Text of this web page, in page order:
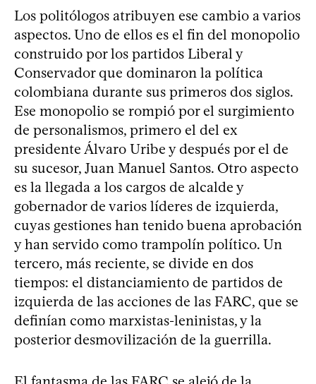
Los politólogos atribuyen ese cambio a varios
aspectos. Uno de ellos es el fin del monopolio
construido por los partidos Liberal y
Conservador que dominaron la política
colombiana durante sus primeros dos siglos.
Ese monopolio se rompió por el surgimiento
de personalismos, primero el del ex
presidente Álvaro Uribe y después por el de
su sucesor, Juan Manuel Santos. Otro aspecto
es la llegada a los cargos de alcalde y
gobernador de varios líderes de izquierda,
cuyas gestiones han tenido buena aprobación
y han servido como trampolín político. Un
tercero, más reciente, se divide en dos
tiempos: el distanciamiento de partidos de
izquierda de las acciones de las FARC, que se
definían como marxistas-leninistas, y la
posterior desmovilización de la guerrilla.